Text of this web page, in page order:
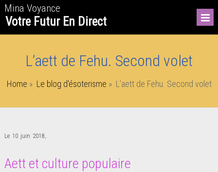
Mina Voyance
Votre Futur En Direct
L’aett de Fehu. Second volet
Home » Le blog d'ésoterisme » L’aett de Fehu. Second volet
Le 10 juin 2018,
Aett et culture populaire